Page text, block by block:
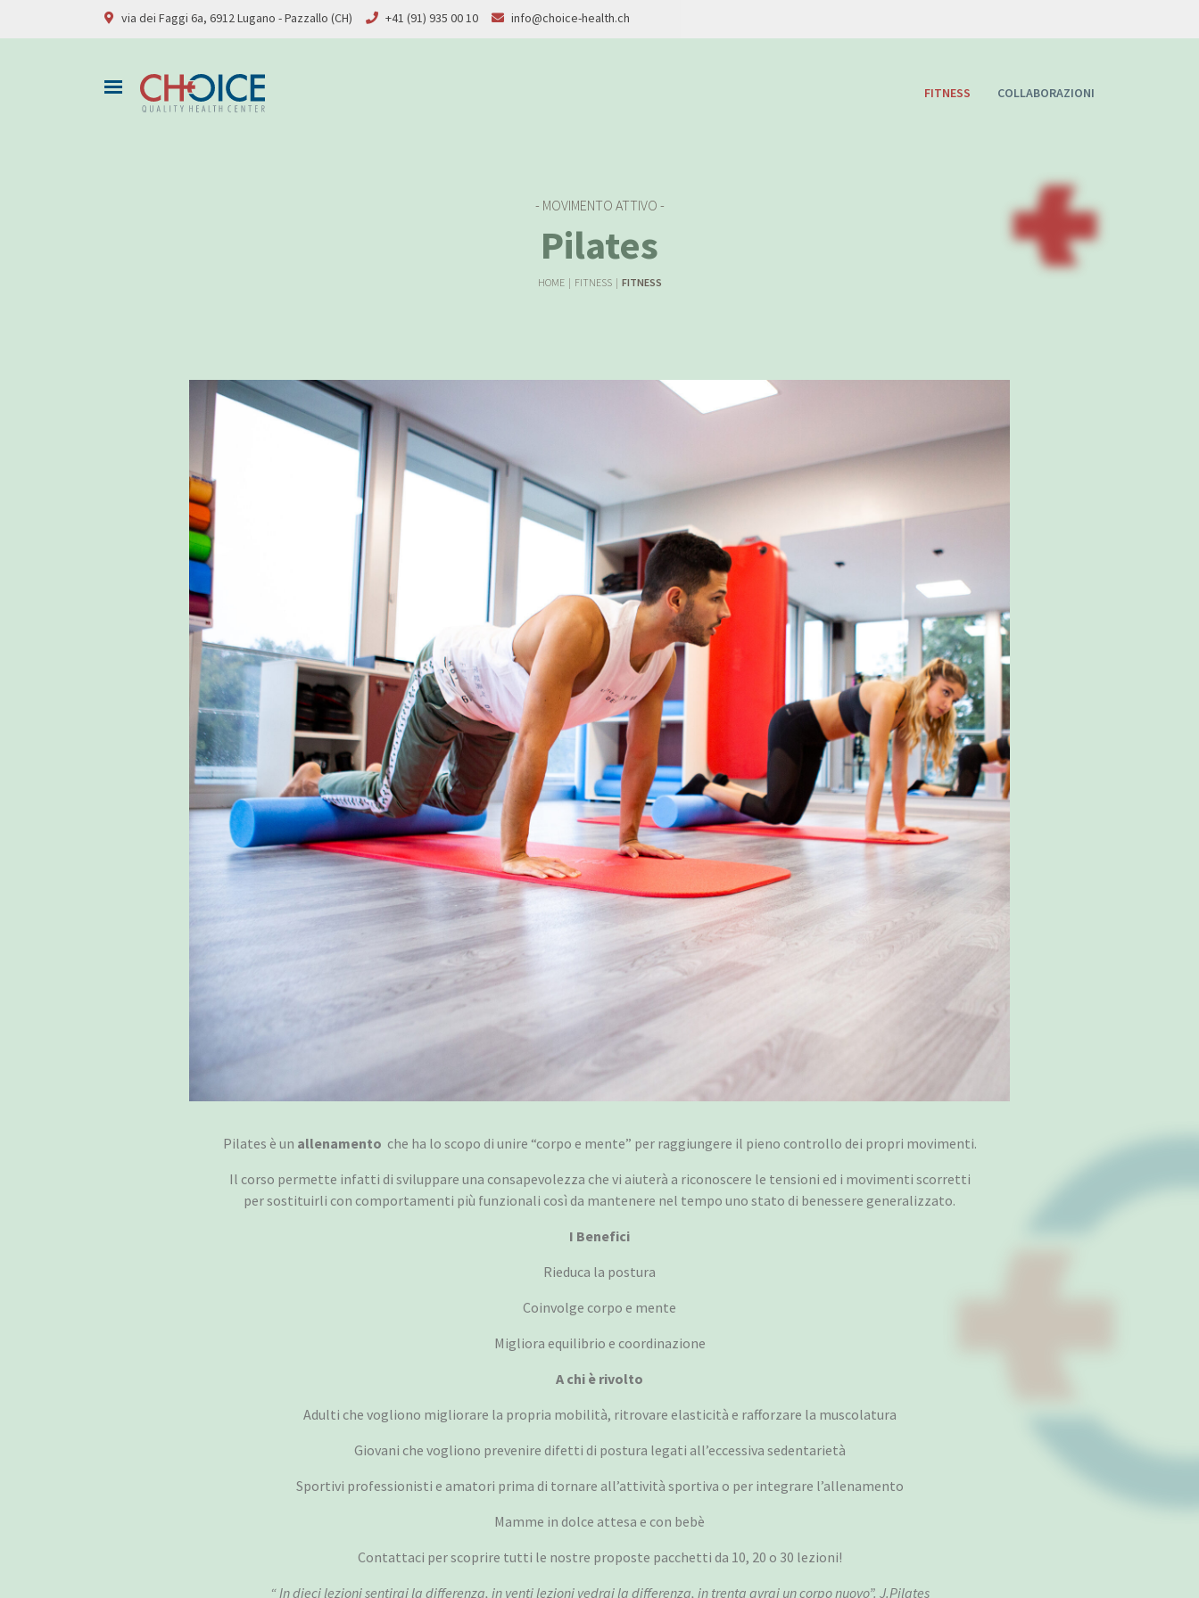
via dei Faggi 6a, 6912 Lugano - Pazzallo (CH) +41 (91) 935 00 10 info@choice-health.ch
FITNESS COLLABORAZIONI
- MOVIMENTO ATTIVO -
Pilates
HOME | FITNESS | FITNESS
Pilates è un allenamento che ha lo scopo di unire “corpo e mente” per raggiungere il pieno controllo dei propri movimenti.
Il corso permette infatti di sviluppare una consapevolezza che vi aiuterà a riconoscere le tensioni ed i movimenti scorretti
per sostituirli con comportamenti più funzionali così da mantenere nel tempo uno stato di benessere generalizzato.
I Benefici
Rieduca la postura
Coinvolge corpo e mente
Migliora equilibrio e coordinazione
A chi è rivolto
Adulti che vogliono migliorare la propria mobilità, ritrovare elasticità e rafforzare la muscolatura
Giovani che vogliono prevenire difetti di postura legati all’eccessiva sedentarietà
Sportivi professionisti e amatori prima di tornare all’attività sportiva o per integrare l’allenamento
Mamme in dolce attesa e con bebè
Contattaci per scoprire tutti le nostre proposte pacchetti da 10, 20 o 30 lezioni!
“ In dieci lezioni sentirai la differenza, in venti lezioni vedrai la differenza, in trenta avrai un corpo nuovo”. J.Pilates